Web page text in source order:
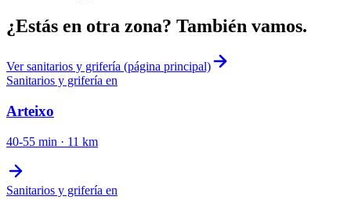
¿Estás en otra zona? También vamos.
Versanitarios y grifería (página principal)
Sanitarios y grifería en
Arteixo
40-55 min · 11 km
Sanitarios y grifería en